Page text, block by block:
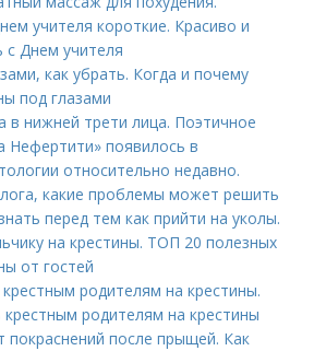
учителя короткие. Красиво и
с Днем учителя
как убрать. Когда и почему
под глазами
в нижней трети лица. Поэтичное
Нефертити» появилось в
относительно недавно.
какие проблемы может решить
перед тем как прийти на уколы.
на крестины. ТОП 20 полезных
от гостей
родителям на крестины.
родителям на крестины
покраснений после прыщей. Как